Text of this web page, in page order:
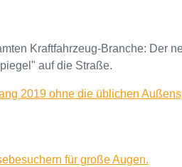
Kraftfahrzeug-Branche: Der
auf die Straße.
2019 ohne die üblichen
für große Augen.